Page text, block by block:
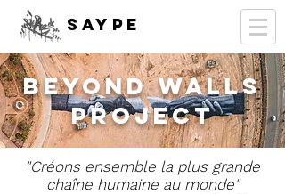
SAYPE
Beyond walls
project
"Créons ensemble la plus grande
chaîne humaine au monde"